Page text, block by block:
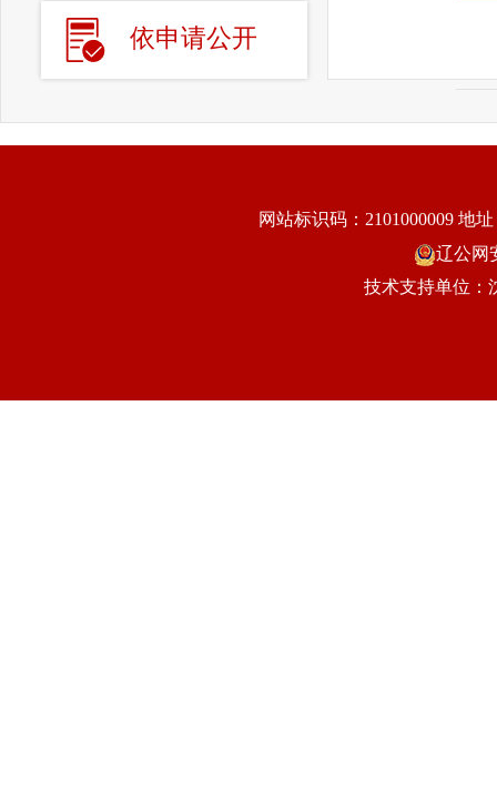
依申请公开
网站标识码：2101000009 地址
辽公网
技术支持单位：